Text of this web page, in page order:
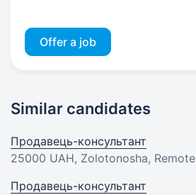
Offer a job
Similar candidates
Продавець-консультант
25000 UAH, Zolotonosha, Remote
Продавець-консультант